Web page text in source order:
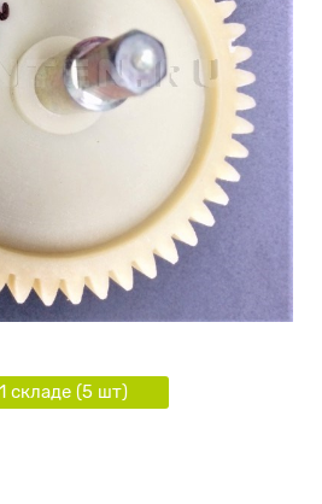
складe (5шт)